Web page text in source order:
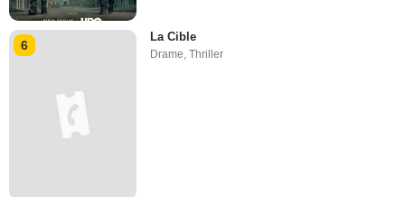
6
La Cible
Drame,Thriller